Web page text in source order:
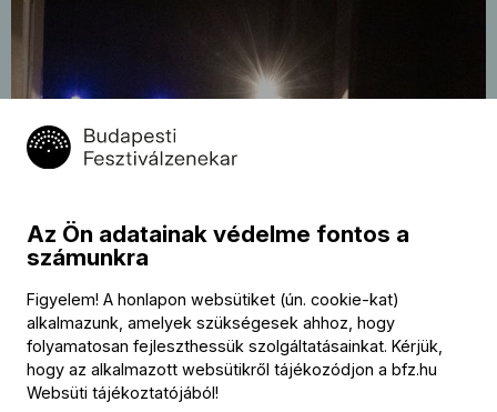
május
22
20:00
Vermeulen, Spence, Fischer
Az Ön adatainak védelme fontos a
számunkra
Figyelem! A honlapon websütiket (ún. cookie-kat)
alkalmazunk, amelyek szükségesek ahhoz, hogy
folyamatosan fejleszthessük szolgáltatásainkat. Kérjük,
hogy az alkalmazott websütikről tájékozódjon a bfz.hu
Websüti tájékoztatójából!